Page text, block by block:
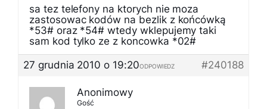
sa tez telefony na ktorych nie moza
zastosowac kodów na bezlik z końcówką
*53# oraz *54# wtedy wklepujemy taki
sam kod tylko ze z koncowka *02#
27 grudnia 2010 o 19:20
#240188
ODPOWIEDZ
Anonimowy
Gość